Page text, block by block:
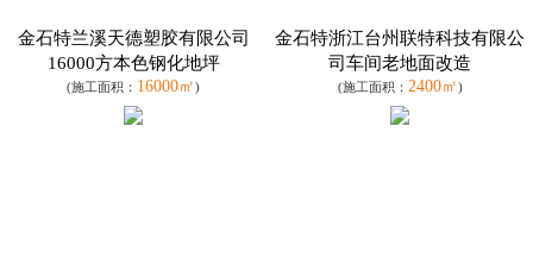
金石特兰溪天德塑胶有限公司
16000方本色钢化地坪
(施工面积： 16000㎡)
金石特浙江台州联特科技有限公
司车间老地面改造
(施工面积： 2400㎡)